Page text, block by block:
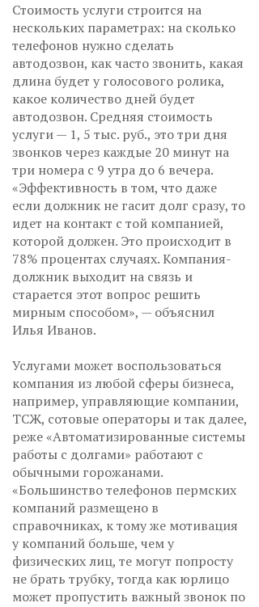
Стоимость услуги строится на
нескольких параметрах: на сколько
телефонов нужно сделать
автодозвон, как часто звонить, какая
длина будет у голосового ролика,
какое количество дней будет
автодозвон. Средняя стоимость
услуги — 1, 5 тыс. руб., это три дня
звонков через каждые 20 минут на
три номера с 9 утра до 6 вечера.
«Эффективность в том, что даже
если должник не гасит долг сразу, то
идет на контакт с той компанией,
которой должен. Это происходит в
78% процентах случаях. Компания-
должник выходит на связь и
старается этот вопрос решить
мирным способом», — объяснил
Илья Иванов.
Услугами может воспользоваться
компания из любой сферы бизнеса,
например, управляющие компании,
ТСЖ, сотовые операторы и так далее,
реже «Автоматизированные системы
работы с долгами» работают с
обычными горожанами.
«Большинство телефонов пермских
компаний размещено в
справочниках, к тому же мотивация
у компаний больше, чем у
физических лиц, те могут попросту
не брать трубку, тогда как юрлицо
может пропустить важный звонок по